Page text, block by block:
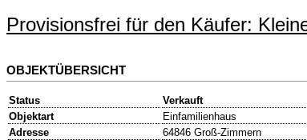
Provisionsfrei für den Käufer:
OBJEKTÜBERSICHT
Status
Verkauft
Objektart
Einfamilienhaus
Adresse
64846 Groß-Zimmern